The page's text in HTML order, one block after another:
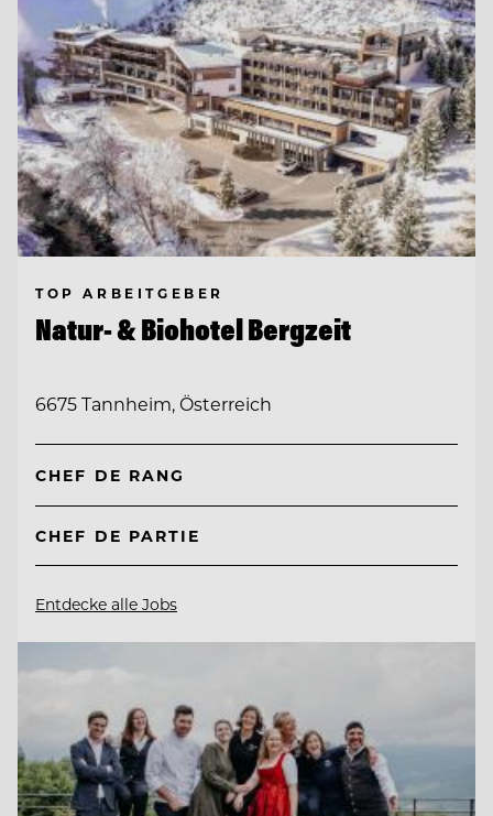
TOP ARBEITGEBER
Natur- & Biohotel Bergzeit
6675 Tannheim, Österreich
CHEF DE RANG
CHEF DE PARTIE
Entdecke alle Jobs